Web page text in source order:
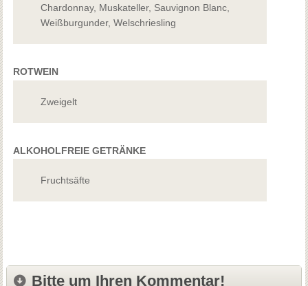
Chardonnay, Muskateller, Sauvignon Blanc,
Weißburgunder, Welschriesling
ROTWEIN
Zweigelt
ALKOHOLFREIE GETRÄNKE
Fruchtsäfte
Bitte um Ihren Kommentar!